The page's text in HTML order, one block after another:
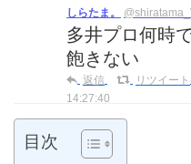
しらたま。
多井プロ何時
飽きない
返信 リツイート
14:27:40
目次